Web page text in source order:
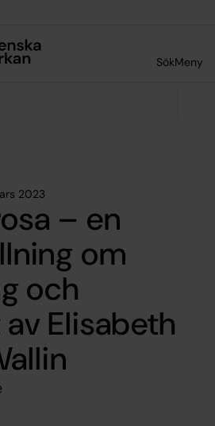
SökMeny
2023
– en
om
och
Elisabeth